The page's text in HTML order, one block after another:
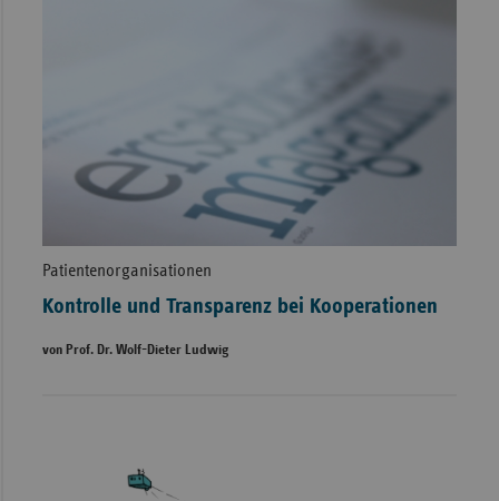
Patientenorganisationen
Kontrolle und Transparenz bei Kooperationen
von Prof. Dr. Wolf-Dieter Ludwig